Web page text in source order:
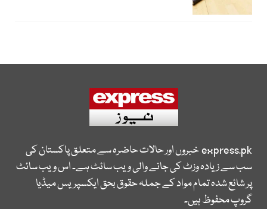
express.pkخبروں اور حالات حاضرہ سے متعلق پاکستان کی
سب سے زیادہ وزٹ کی جانے والی ویب سائٹ ہے۔ اس ویب سائٹ
پر شائع شدہ تمام مواد کے جملہ حقوق بحق ایکسپریس میڈیا
گروپ محفوظ ہیں۔